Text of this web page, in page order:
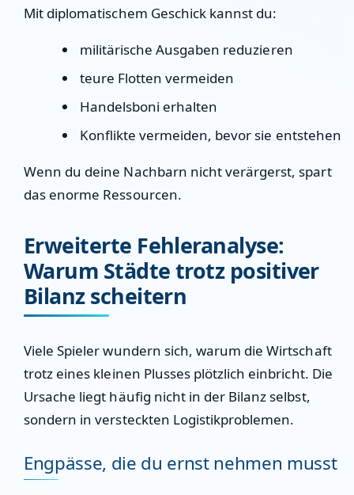
Mit diplomatischem Geschick kannst du:
militärische Ausgaben reduzieren
teure Flotten vermeiden
Handelsboni erhalten
Konflikte vermeiden, bevor sie entstehen
Wenn du deine Nachbarn nicht verärgerst, spart
das enorme Ressourcen.
Erweiterte Fehleranalyse:
Warum Städte trotz positiver
Bilanz scheitern
Viele Spieler wundern sich, warum die Wirtschaft
trotz eines kleinen Plusses plötzlich einbricht. Die
Ursache liegt häufig nicht in der Bilanz selbst,
sondern in versteckten Logistikproblemen.
Engpässe, die du ernst nehmen musst